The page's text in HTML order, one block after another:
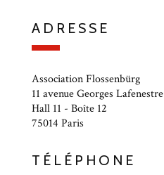
ADRESSE
Association Flossenbürg
11 avenue Georges Lafenestre
Hall 11 - Boîte 12
75014 Paris
TÉLÉPHONE